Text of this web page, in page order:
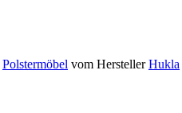
Polstermöbel vom HerstellerHukla